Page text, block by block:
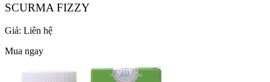
SCURMA FIZZY
Giá: Liên hệ
Mua ngay